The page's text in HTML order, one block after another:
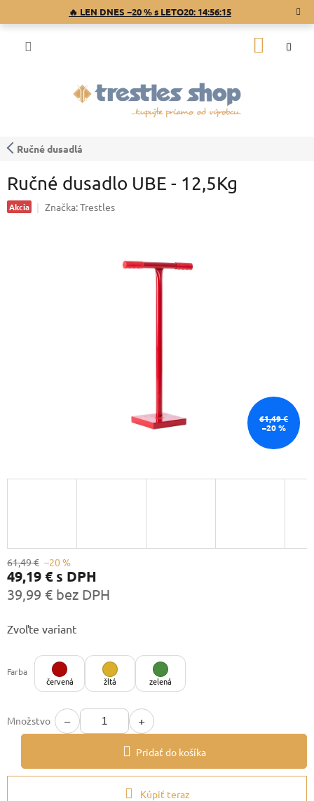
🔥 LEN DNES −20 % s LETO20: 14:56:15
Ručné dusadlá
Ručné dusadlo UBE - 12,5Kg
Akcia Značka:Trestles
61,49 €
–20 %
61,49 € –20 %
49,19 €s DPH
39,99 € bez DPH
cena:
Zvoľte variant
Farba
červená
žltá zelená
Množstvo − +
Pridať do košíka
Kúpiť teraz